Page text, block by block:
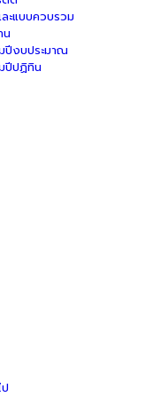
ะแบบควบรวม
น
ปีงบประมาณ
ปีปฏิทิน